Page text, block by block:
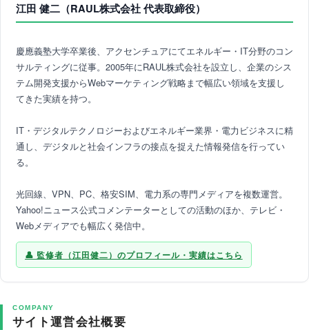
江田 健二（RAUL株式会社 代表取締役）
慶應義塾大学卒業後、アクセンチュアにてエネルギー・IT分野のコン
サルティングに従事。2005年にRAUL株式会社を設立し、企業のシス
テム開発支援からWebマーケティング戦略まで幅広い領域を支援し
てきた実績を持つ。
IT・デジタルテクノロジーおよびエネルギー業界・電力ビジネスに精
通し、デジタルと社会インフラの接点を捉えた情報発信を行ってい
る。
光回線、VPN、PC、格安SIM、電力系の専門メディアを複数運営。
Yahoo!ニュース公式コメンテーターとしての活動のほか、テレビ・
Webメディアでも幅広く発信中。
監修者（江田健二）のプロフィール・実績はこちら
COMPANY
サイト運営会社概要